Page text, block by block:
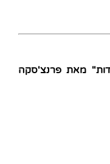
מאת פרנצ'סקה